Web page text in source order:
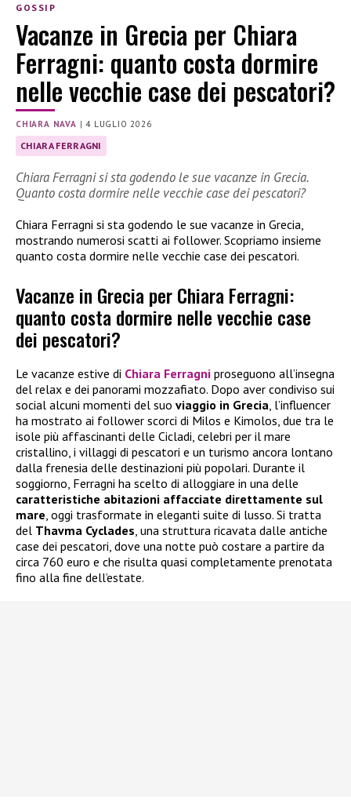
GOSSIP
Vacanze in Grecia per Chiara
Ferragni: quanto costa dormire
nelle vecchie case dei pescatori?
CHIARA NAVA |4 LUGLIO 2026
CHIARA FERRAGNI
Chiara Ferragni si sta godendo le sue vacanze in Grecia.
Quanto costa dormire nelle vecchie case dei pescatori?
Chiara Ferragni si sta godendo le sue vacanze in Grecia,
mostrando numerosi scatti ai follower. Scopriamo insieme
quanto costa dormire nelle vecchie case dei pescatori.
Vacanze in Grecia per Chiara Ferragni:
quanto costa dormire nelle vecchie case
dei pescatori?
Le vacanze estive di Chiara Ferragni proseguono all’insegna
del relax e dei panorami mozzafiato. Dopo aver condiviso sui
social alcuni momenti del suo viaggio in Grecia, l’influencer
ha mostrato ai follower scorci di Milos e Kimolos, due tra le
isole più affascinanti delle Cicladi, celebri per il mare
cristallino, i villaggi di pescatori e un turismo ancora lontano
dalla frenesia delle destinazioni più popolari. Durante il
soggiorno, Ferragni ha scelto di alloggiare in una delle
caratteristiche abitazioni affacciate direttamente sul
mare, oggi trasformate in eleganti suite di lusso. Si tratta
del Thavma Cyclades, una struttura ricavata dalle antiche
case dei pescatori, dove una notte può costare a partire da
circa 760 euro e che risulta quasi completamente prenotata
fino alla fine dell’estate.